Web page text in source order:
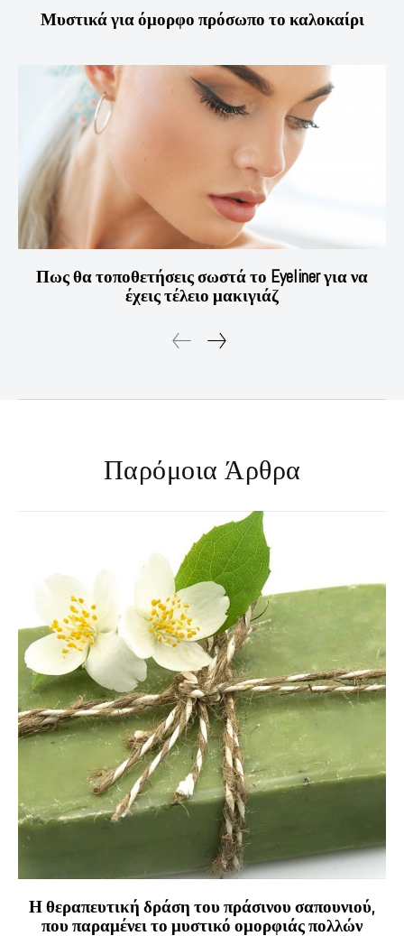
Μυστικά για όμορφο πρόσωπο το καλοκαίρι
Πως θα τοποθετήσεις σωστά το Eyeliner για να
έχεις τέλειο μακιγιάζ
Παρόμοια Άρθρα
Η θεραπευτική δράση του πράσινου σαπουνιού,
που παραμένει το μυστικό ομορφιάς πολλών